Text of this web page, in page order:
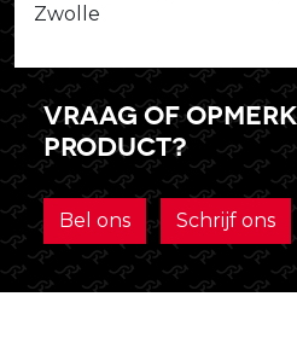
Zwolle
Vraag of
product?
Bel ons Schrijf ons